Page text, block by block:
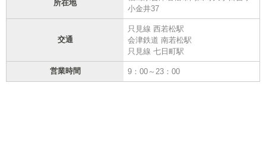
所在地
小金井37
交通
只見線 西若松駅
会津鉄道 南若松駅
只見線 七日町駅
営業時間 9：00～23：00